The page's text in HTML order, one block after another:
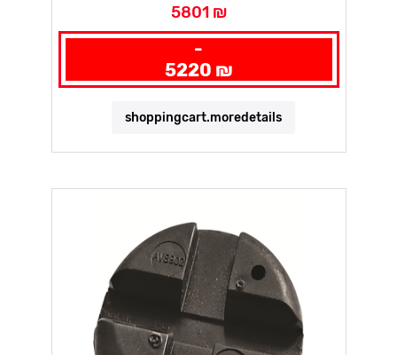
5801 ₪
-
5220 ₪
shoppingcart.moredetails